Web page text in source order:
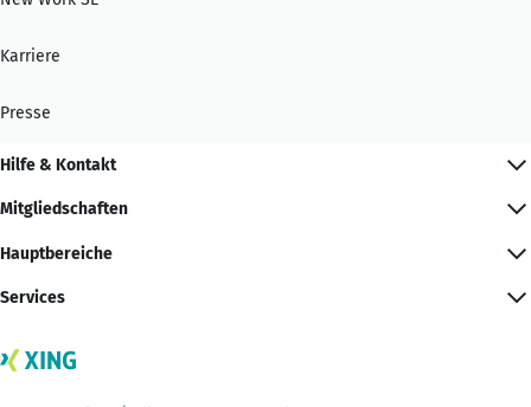
Karriere
Presse
Hilfe & Kontakt
Mitgliedschaften
Hauptbereiche
Services